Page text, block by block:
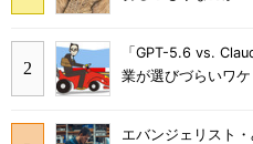
「GPT-5.6 vs.
業が選びづらいワ
エバンジェリスト